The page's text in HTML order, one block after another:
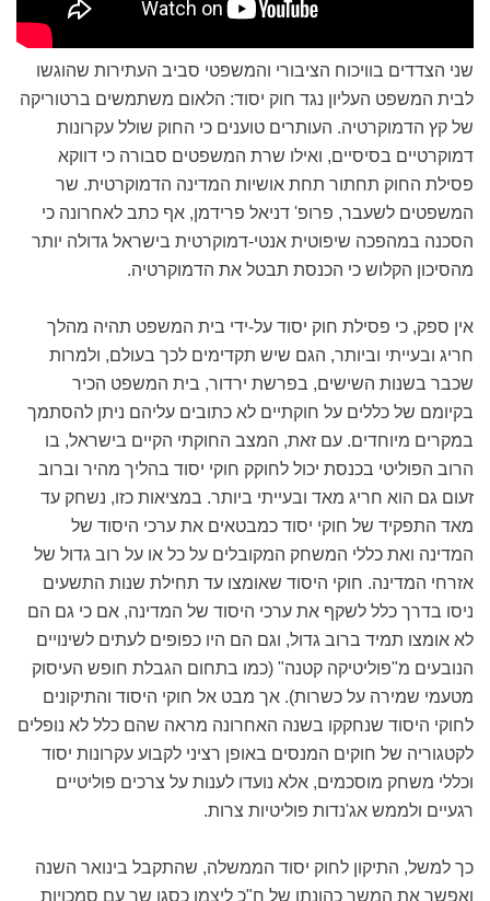
שני הצדדים בוויכוח הציבורי והמשפטי סביב העתירות שהוגשו
לבית המשפט העליון נגד חוק יסוד: הלאום משתמשים ברטוריקה
של קץ הדמוקרטיה. העותרים טוענים כי החוק שולל עקרונות
דמוקרטיים בסיסיים, ואילו שרת המשפטים סבורה כי דווקא
פסילת החוק תחתור תחת אושיות המדינה הדמוקרטית. שר
המשפטים לשעבר, פרופ' דניאל פרידמן, אף כתב לאחרונה כי
הסכנה במהפכה שיפוטית אנטי-דמוקרטית בישראל גדולה יותר
מהסיכון הקלוש כי הכנסת תבטל את הדמוקרטיה.
אין ספק, כי פסילת חוק יסוד על-ידי בית המשפט תהיה מהלך
חריג ובעייתי וביותר, הגם שיש תקדימים לכך בעולם, ולמרות
שכבר בשנות השישים, בפרשת ירדור, בית המשפט הכיר
בקיומם של כללים על חוקתיים לא כתובים עליהם ניתן להסתמך
במקרים מיוחדים. עם זאת, המצב החוקתי הקיים בישראל, בו
הרוב הפוליטי בכנסת יכול לחוקק חוקי יסוד בהליך מהיר וברוב
זעום גם הוא חריג מאד ובעייתי ביותר. במציאות כזו, נשחק עד
מאד התפקיד של חוקי יסוד כמבטאים את ערכי היסוד של
המדינה ואת כללי המשחק המקובלים על כל או על רוב גדול של
אזרחי המדינה. חוקי היסוד שאומצו עד תחילת שנות התשעים
ניסו בדרך כלל לשקף את ערכי היסוד של המדינה, אם כי גם הם
לא אומצו תמיד ברוב גדול, וגם הם היו כפופים לעתים לשינויים
הנובעים מ"פוליטיקה קטנה" (כמו בתחום הגבלת חופש העיסוק
מטעמי שמירה על כשרות). אך מבט אל חוקי היסוד והתיקונים
לחוקי היסוד שנחקקו בשנה האחרונה מראה שהם כלל לא נופלים
לקטגוריה של חוקים המנסים באופן רציני לקבוע עקרונות יסוד
וכללי משחק מוסכמים, אלא נועדו לענות על צרכים פוליטיים
רגעיים ולממש אג'נדות פוליטיות צרות.
כך למשל, התיקון לחוק יסוד הממשלה, שהתקבל בינואר השנה
ואפשר את המשך כהונתו של ח"כ ליצמן כסגן שר עם סמכויות